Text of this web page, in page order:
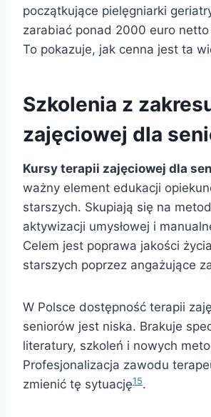
początkujące pielęgniarki
zarabiać ponad 2000 euro
To pokazuje, jak cenna jest ta
Szkolenia z
zajęciowej dla
Kursy terapii zajęciowej dla
ważny element edukacji
starszych. Skupiają się na
aktywizacji umysłowej i
Celem jest poprawa jakości
starszych poprzez angażujące
W Polsce dostępność terapii
seniorów jest niska. Brakuje
literatury, szkoleń i nowych
Profesjonalizacja zawodu
zmienić tę sytuację15.